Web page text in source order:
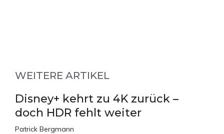
WEITERE ARTIKEL
Disney+ kehrt zu 4K zurück –
doch HDR fehlt weiter
Patrick Bergmann